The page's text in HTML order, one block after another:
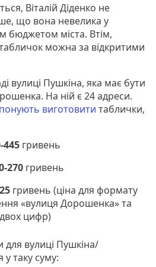
Віталій Діденко не
що вона невелика у
бюджетом міста. Втім,
можна за відкритими
вулиці Пушкіна, яка має бути
На ній є 24 адреси.
виготовити таблички,
445 гривень
270 гривень
гривень (ціна для формату
«вулиця Дорошенка» та
цифр)
вулиці Пушкіна/
таку суму: